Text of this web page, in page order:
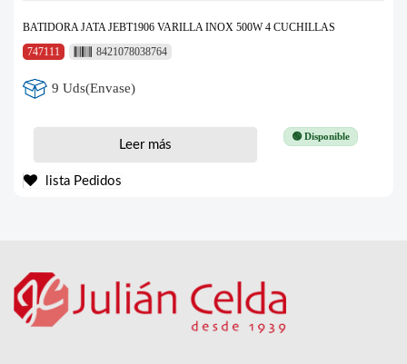
BATIDORA JATA JEBT1906 VARILLA INOX 500W 4 CUCHILLAS
747111
8421078038764
9 Uds(Envase)
🟢 Disponible
Leer más
lista Pedidos